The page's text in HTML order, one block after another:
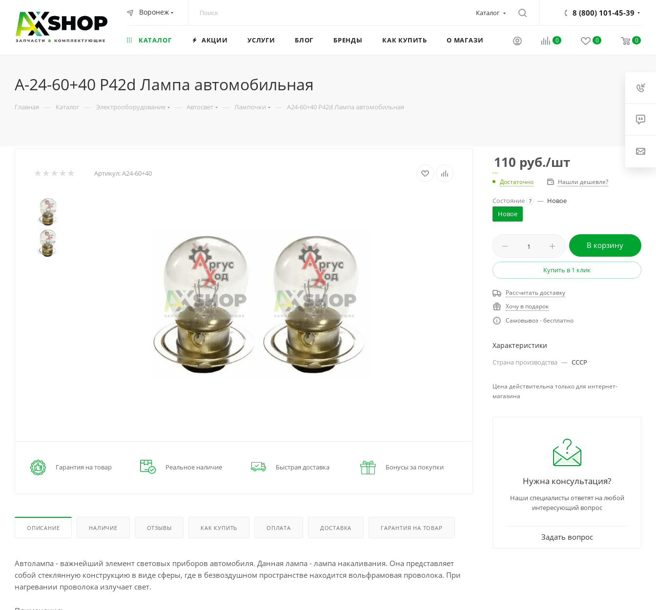
Воронеж Каталог 8 (800) 101-45-39
0 0 0
КАТАЛОГ АКЦИИ УСЛУГИ БЛОГ БРЕНДЫ КАК КУПИТЬ О МАГАЗИНЕ
А-24-60+40 P42d Лампа автомобильная
Главная — Каталог — Электрооборудование — Автосвет — Лампочки — А24-60+40 P42d Лампа автомобильная
Артикул:А24-60+40
Гарантия на товар Реальное наличие Быстрая доставка Бонусы за покупки
ОПИСАНИЕ НАЛИЧИЕ ОТЗЫВЫ КАК КУПИТЬ ОПЛАТА ДОСТАВКА ГАРАНТИЯ НА ТОВАР
Автолампа - важнейший элемент световых приборов автомобиля. Данная лампа - лампа накаливания. Она представляет
собой стеклянную конструкцию в виде сферы, где в безвоздушном пространстве находится вольфрамовая проволока. При
нагревании проволока излучает свет.
110 руб./шт
Достаточно Нашли дешевле?
Состояние ? — Новое
Новое
В корзину
Купить в 1 клик
Рассчитать доставку
Хочу в подарок
Самовывоз - бесплатно
Характеристики
Страна производства — СССР
Цена действительна только для интернет-
магазина
Нужна консультация?
Наши специалисты ответят на любой
интересующий вопрос
Задать вопрос